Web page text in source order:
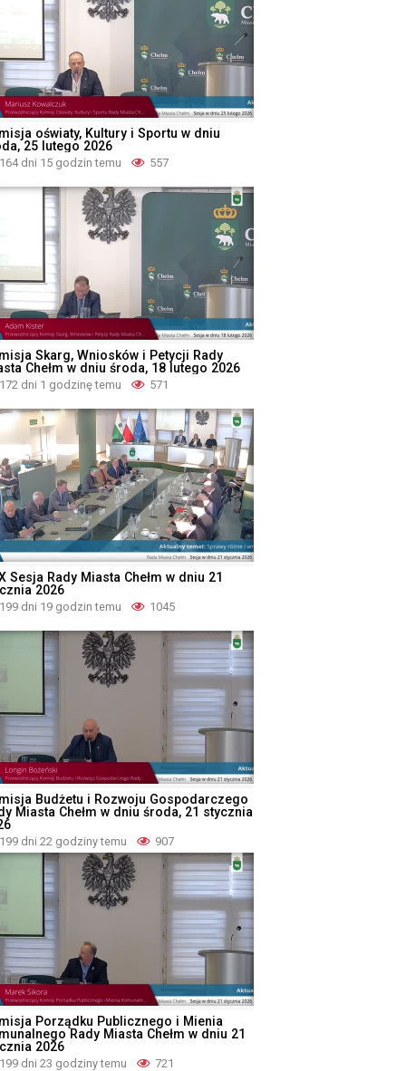
oświaty, Kultury i Sportu w dniu
25 lutego 2026
164 dni 15 godzin temu 557
Skarg, Wniosków i Petycji Rady
Chełm w dniu środa, 18 lutego 2026
172 dni 1 godzinę temu 571
Sesja Rady Miasta Chełm w dniu 21
2026
199 dni 19 godzin temu 1045
Budżetu i Rozwoju Gospodarczego
Miasta Chełm w dniu środa, 21 stycznia
199 dni 22 godziny temu 907
Porządku Publicznego i Mienia
Rady Miasta Chełm w dniu 21
2026
199 dni 23 godziny temu 721